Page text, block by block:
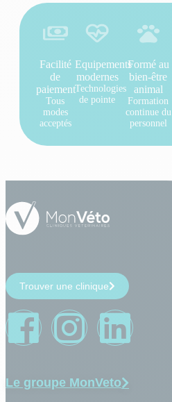
Facilité
de
paiement
Tous
modes
acceptés
Equipements
modernes
Technologies
de pointe
Formé au
bien-être
animal
Formation
continue du
personnel
Trouver une clinique
Le groupe MonVeto